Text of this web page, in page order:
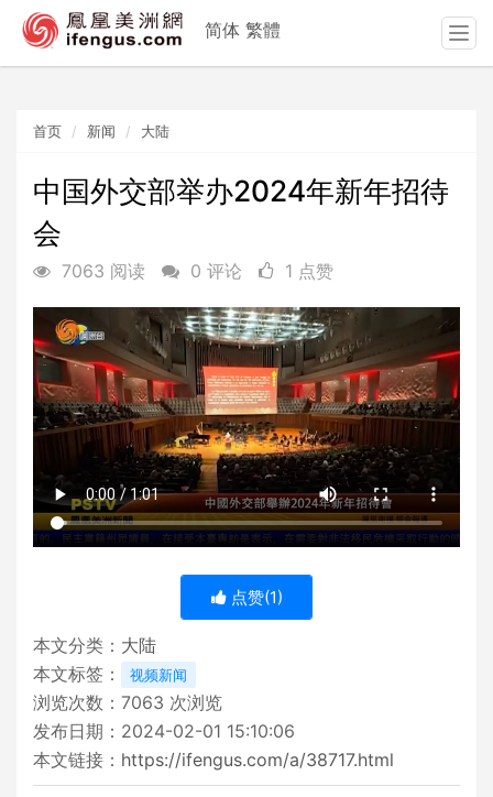
首页 新闻 大陆
中国外交部举办2024年新年招待
会
7063 阅读 0 评论 1 点赞
点赞(1)
本文分类： 大陆
本文标签：
视频新闻
浏览次数： 7063 次浏览
发布日期：2024-02-01 15:10:06
本文链接： https://ifengus.com/a/38717.html
简体 繁體
T
o
a
t
i
o
n